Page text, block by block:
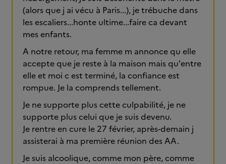
(alors que j ai vécu à Paris...), je trébuche dans
les escaliers...honte ultime...faire ca devant
mes enfants.
A notre retour, ma femme m annonce qu elle
accepte que je reste à la maison mais qu'entre
elle et moi c est terminé, la confiance est
rompue. Je la comprends tellement.
Je ne supporte plus cette culpabilité, je ne
supporte plus celui que je suis devenu.
Je rentre en cure le 27 février, après-demain j
assisterai à ma première réunion des AA.
Je suis alcoolique, comme mon père, comme